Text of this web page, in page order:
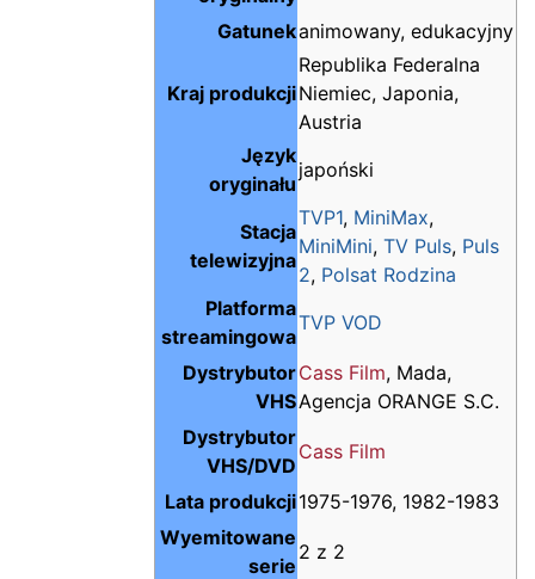
Gatunekanimowany, edukacyjny
Kraj produkcji
Republika Federalna
Niemiec, Japonia,
Austria
Język
oryginału
japoński
Stacja
telewizyjna
TVP1, MiniMax,
MiniMini, TV Puls, Puls
2, Polsat Rodzina
Platforma
streamingowa
TVP VOD
Dystrybutor
VHS
Cass Film, Mada,
Agencja ORANGE S.C.
Dystrybutor
VHS/DVD
Cass Film
Lata produkcji1975-1976, 1982-1983
Wyemitowane
serie
2 z 2